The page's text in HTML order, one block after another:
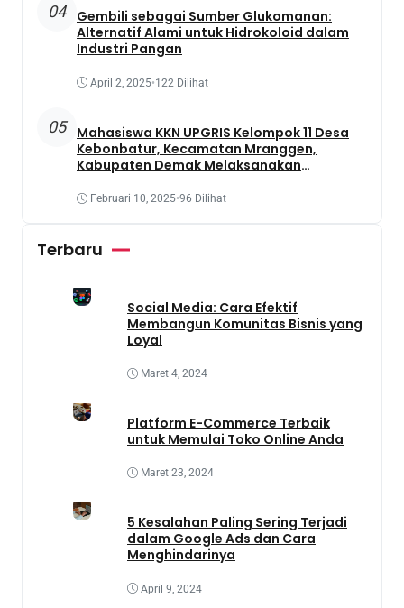
04
Gembili sebagai Sumber Glukomanan:
Alternatif Alami untuk Hidrokoloid dalam
Industri Pangan
April 2, 2025•122 Dilihat
05
Mahasiswa KKN UPGRIS Kelompok 11 Desa
Kebonbatur, Kecamatan Mranggen,
Kabupaten Demak Melaksanakan
Memanfaatkan Lahan Yang Terbengkalai
Februari 10, 2025•96 Dilihat
Terbaru
Social Media: Cara Efektif
Membangun Komunitas Bisnis yang
Loyal
Maret 4, 2024
Platform E-Commerce Terbaik
untuk Memulai Toko Online Anda
Maret 23, 2024
5 Kesalahan Paling Sering Terjadi
dalam Google Ads dan Cara
Menghindarinya
April 9, 2024